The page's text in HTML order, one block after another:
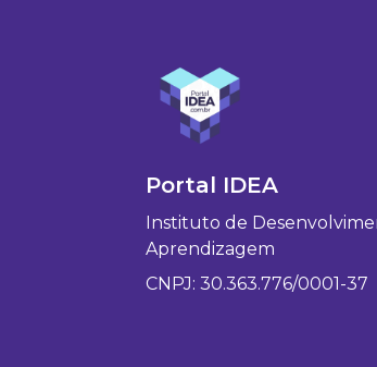
Portal IDEA
Instituto de
Aprendizagem
CNPJ: 30.363.776/0001-37